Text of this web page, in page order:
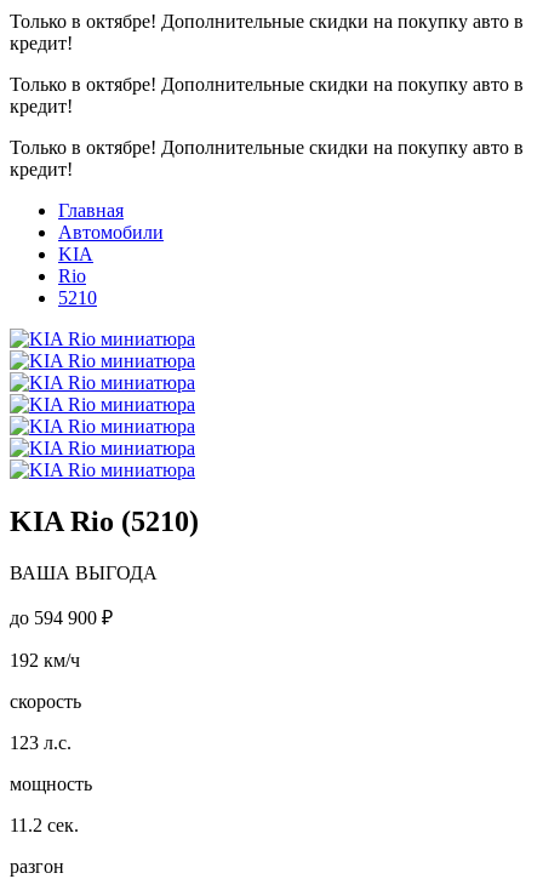
Только в октябре! Дополнительные скидки на покупку авто в
кредит!
Только в октябре! Дополнительные скидки на покупку авто в
кредит!
Только в октябре! Дополнительные скидки на покупку авто в
кредит!
Главная
Автомобили
KIA
Rio
5210
KIA Rio (5210)
ВАША ВЫГОДА
до 594 900 ₽
192 км/ч
скорость
123 л.с.
мощность
11.2 сек.
разгон